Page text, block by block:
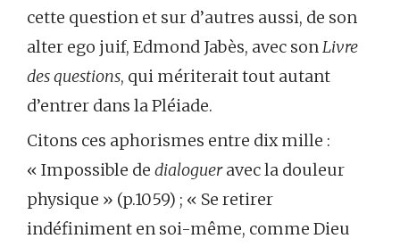
cette question et sur d’autres aussi, de son
alter ego juif, Edmond Jabès, avec sonLivre
des questions, qui mériterait tout autant
d’entrer dans la Pléiade.
Citons ces aphorismes entre dix mille :
« Impossible de dialogueravec la douleur
physique » (p.1059) ; « Se retirer
indéfiniment en soi-même, comme Dieu